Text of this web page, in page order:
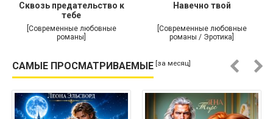
Сквозь предательство к
тебе
[Современные любовные
романы]
Навечно твой
[Современные любовные
романы / Эротика]
САМЫЕ ПРОСМАТРИВАЕМЫЕ [за месяц]